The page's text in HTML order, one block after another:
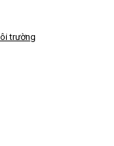
trường